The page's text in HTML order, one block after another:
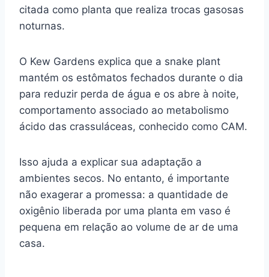
citada como planta que realiza trocas gasosas
noturnas.
O Kew Gardens explica que a snake plant
mantém os estômatos fechados durante o dia
para reduzir perda de água e os abre à noite,
comportamento associado ao metabolismo
ácido das crassuláceas, conhecido como CAM.
Isso ajuda a explicar sua adaptação a
ambientes secos. No entanto, é importante
não exagerar a promessa: a quantidade de
oxigênio liberada por uma planta em vaso é
pequena em relação ao volume de ar de uma
casa.